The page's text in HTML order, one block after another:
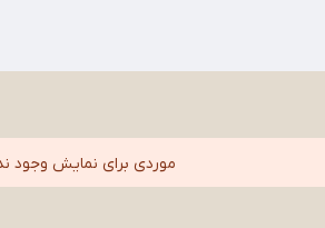
موردی برای نمایش وجود